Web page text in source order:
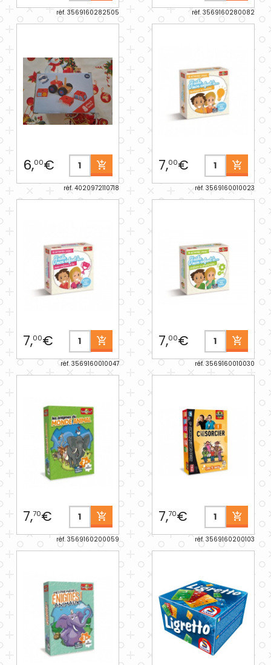
réf. 3569160282505 réf. 3569160280082
6,00€
réf. 4020972110718
7,00€
réf. 3569160010023
7,00€
réf. 3569160010047
7,00€
réf. 3569160010030
7,70€
réf. 3569160200059
7,70€
réf. 3569160200103